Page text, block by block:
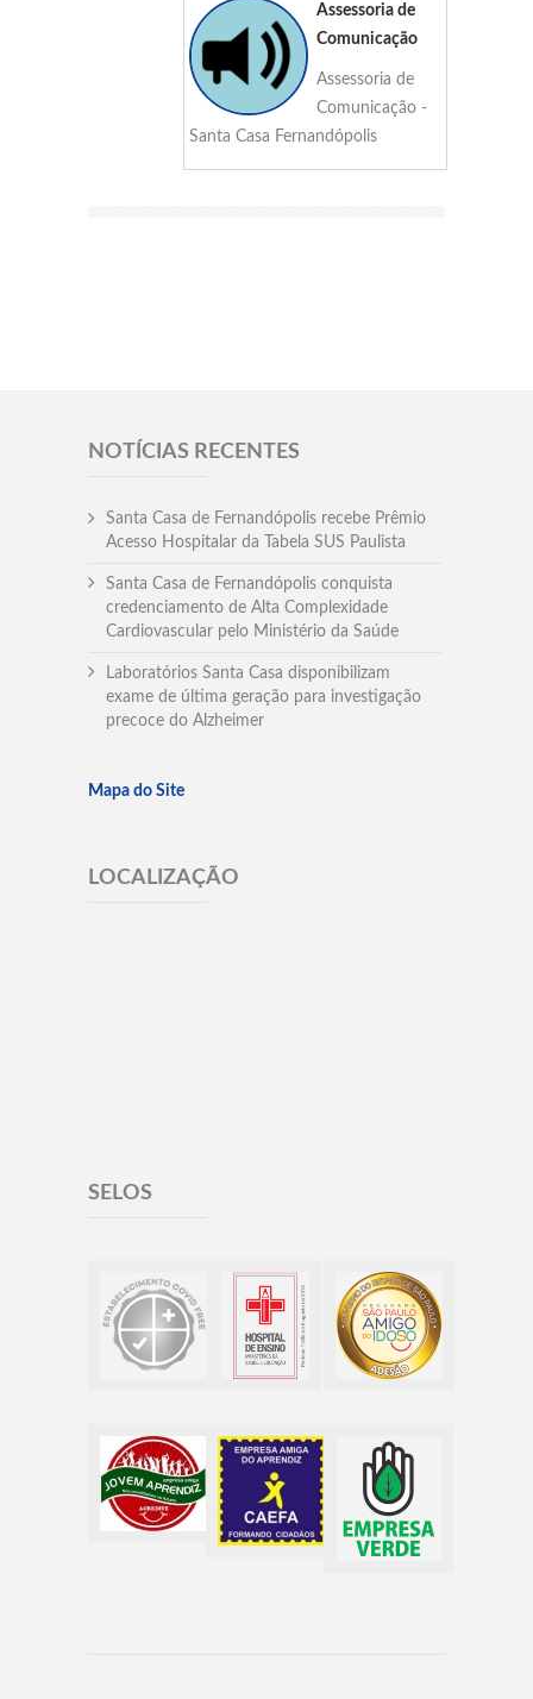
Assessoria de
Comunicação
Assessoria de
Comunicação -
Santa Casa Fernandópolis
NOTÍCIAS RECENTES
Santa Casa de Fernandópolis recebe Prêmio
Acesso Hospitalar da Tabela SUS Paulista
Santa Casa de Fernandópolis conquista
credenciamento de Alta Complexidade
Cardiovascular pelo Ministério da Saúde
Laboratórios Santa Casa disponibilizam
exame de última geração para investigação
precoce do Alzheimer
Mapa do Site
LOCALIZAÇÃO
SELOS